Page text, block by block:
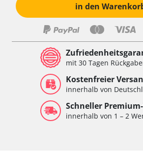
in den
mit 30 Tagen
Kostenfreier
innerhalb von
Schneller
innerhalb von 1 – 2